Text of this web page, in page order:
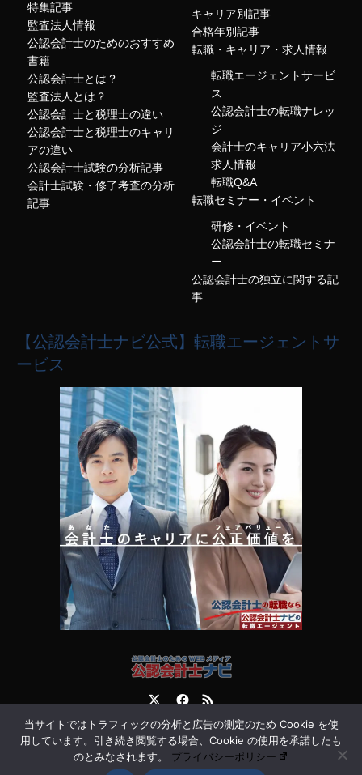
特集記事
監査法人情報
公認会計士のためのおすすめ
書籍
公認会計士とは？
監査法人とは？
公認会計士と税理士の違い
公認会計士と税理士のキャリ
アの違い
公認会計士試験の分析記事
会計士試験・修了考査の分析
記事
キャリア別記事
合格年別記事
転職・キャリア・求人情報
転職エージェントサービ
ス
公認会計士の転職ナレッ
ジ
会計士のキャリア小六法
求人情報
転職Q&A
転職セミナー・イベント
研修・イベント
公認会計士の転職セミナ
ー
公認会計士の独立に関する記
事
【公認会計士ナビ公式】転職エージェントサ
ービス
運営会社 お問合せ
当サイトではトラフィックの分析と広告の測定のため Cookie を使
用しています。引き続き閲覧する場合、Cookie の使用を承諾したも
のとみなされます。 プライバシーポリシー